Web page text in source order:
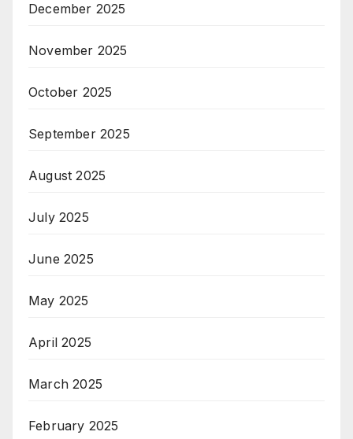
December 2025
November 2025
October 2025
September 2025
August 2025
July 2025
June 2025
May 2025
April 2025
March 2025
February 2025